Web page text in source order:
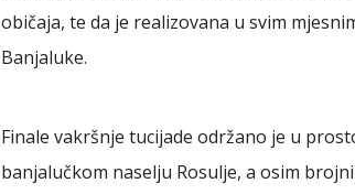
običaja, te da je realizovana u svim
Banjaluke.
Finale vakršnje tucijade održano je u
banjalučkom naselju Rosulje, a osim